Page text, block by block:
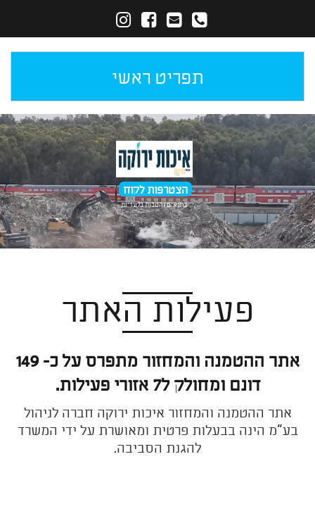
תפריט ראשי
הצטרפות לקוח
בתנאים והטבות בלעדיות
פעילות האתר
אתר ההטמנה והמחזור מתפרס על כ- 149
דונם ומחולק ל7 אזורי פעילות.
אתר ההטמנה והמחזור איכות ירוקה חברה לניהול
בע"מ הינה בבעלות פרטית ומאושרת על ידי המשרד
להגנת הסביבה.